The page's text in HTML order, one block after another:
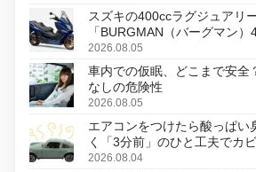
スズキの400ccラグジュアリ
「BURGMAN（バーグマン）
変更し、8月18日に発売
2026.08.05
車内での仮眠、どこまで安全
なしの危険性
2026.08.05
エアコンをつけたら酸っぱ
く「3分前」のひと工夫でカ
2026.08.04